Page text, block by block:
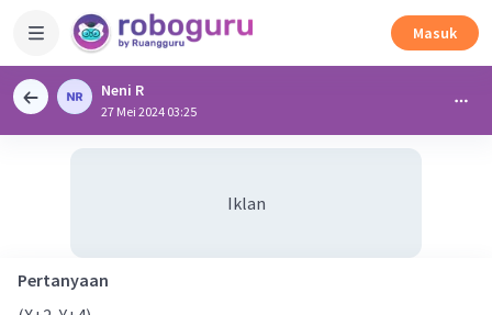
Masuk
Neni R
27 Mei 2024 03:25
Iklan
Pertanyaan